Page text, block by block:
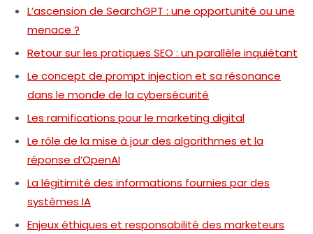
L’ascension de SearchGPT : une opportunité ou une
menace ?
Retour sur les pratiques SEO : un parallèle inquiétant
Le concept de prompt injection et sa résonance
dans le monde de la cybersécurité
Les ramifications pour le marketing digital
Le rôle de la mise à jour des algorithmes et la
réponse d’OpenAI
La légitimité des informations fournies par des
systèmes IA
Enjeux éthiques et responsabilité des marketeurs